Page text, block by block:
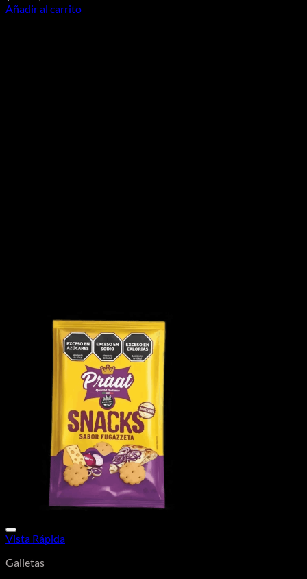
Añadir al carrito
Vista Rápida
Galletas